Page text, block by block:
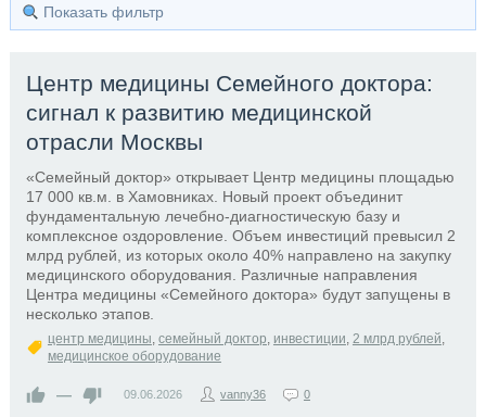
Показать фильтр
Центр медицины Семейного доктора:
сигнал к развитию медицинской
отрасли Москвы
«Семейный доктор» открывает Центр медицины площадью
17 000 кв.м. в Хамовниках. Новый проект объединит
фундаментальную лечебно-диагностическую базу и
комплексное оздоровление. Объем инвестиций превысил 2
млрд рублей, из которых около 40% направлено на закупку
медицинского оборудования. Различные направления
Центра медицины «Семейного доктора» будут запущены в
несколько этапов.
центр медицины, семейный доктор, инвестиции, 2 млрд рублей,
медицинское оборудование
— 09.06.2026 vanny36 0